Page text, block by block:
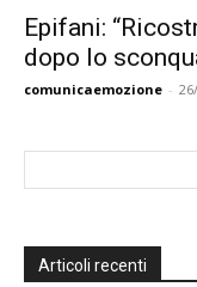
Epifani:
dopo lo
comunicaemozione -
Articoli recenti